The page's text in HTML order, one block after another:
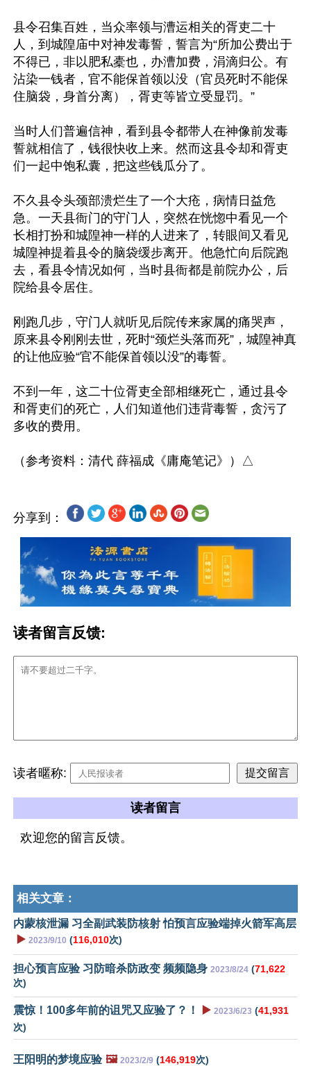
县令召集百姓，当众率领与漕运相关的胥吏二十
人，到城隍庙中对神发毒誓，誓言为“所加公费出于
不得已，非以肥私橐也，办漕加费，涓滴归公。有
沾染一钱者，官不能保首领以没（官员死时不能保
住脑袋，身首分离），胥吏等皆立受显罚。”
当时人们普遍信神，看到县令都带人在神像前发毒
誓就相信了，钱很快收上来。然而这县令却和胥吏
们一起中饱私囊，把这些钱瓜分了。
不久县令头颈部溃烂生了一个大疮，病情日益危
急。一天县衙门的守门人，突然在恍惚中看见一个
长相打扮和城隍神一样的人进来了，转眼间又看见
城隍神提着县令的脑袋缓步离开。他急忙向后院跑
去，看县令情况如何，当时县衙都是前院办公，后
院给县令居住。
刚跑几步，守门人就听见后院传来家属的痛哭声，
原来县令刚刚去世，死时“颈烂头落而死”，城隍神真
的让他应验“官不能保首领以没”的毒誓。
不到一年，这二十位胥吏全部相继死亡，通过县令
和胥吏们的死亡，人们知道他们违背毒誓，贪污了
多收的费用。
分享到：
读者留言反馈:
读者暱称:
读者留言
欢迎您的留言反馈。
相关文章：
内蒙核泄漏 习全副武装防核射 怕预言应验端掉火箭军高层
▶️ 2023/9/10 (116,010次)
担心预言应验 习防暗杀防政变 频频隐身 2023/8/24 (71,622
次)
震惊！100多年前的诅咒又应验了？！ ▶️ 2023/6/23 (41,931
次)
王阳明的梦境应验 🖼️ 2023/2/9 (146,919次)